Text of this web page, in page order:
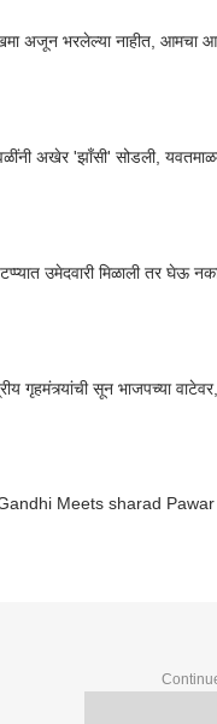
अजून भरलेल्या नाहीत, आमचा
अखेर 'झाँसी' सोडली,
उमेदवारी मिळाली तर घेऊ
गृहमंत्र्यांची सून भाजपच्या
Meets sharad Pawar :